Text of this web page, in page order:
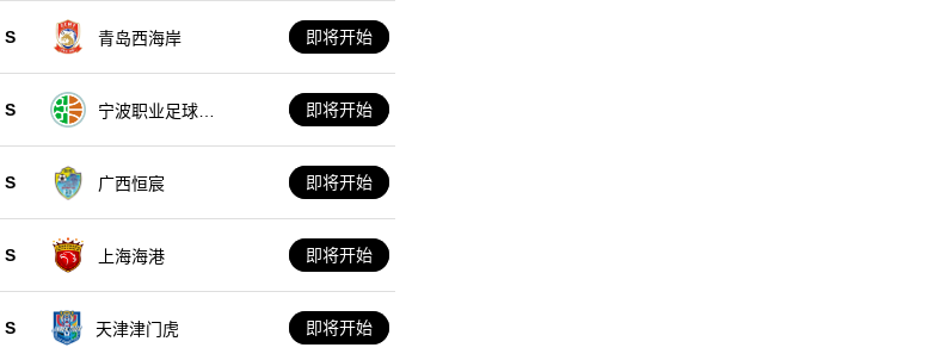
S 青岛西海岸 即将开始
S
宁波职业足球俱
即将开始
S 广西恒宸 即将开始
S 上海海港 即将开始
S 天津津门虎 即将开始